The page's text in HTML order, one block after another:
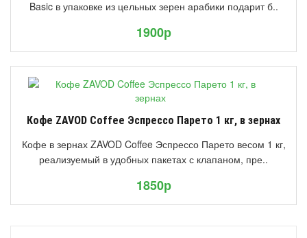
Basic в упаковке из цельных зерен арабики подарит б..
1900р
Кофе ZAVOD Coffee Эспрессо Парето 1 кг, в зернах
Кофе в зернах ZAVOD Coffee Эспрессо Парето весом 1 кг,
реализуемый в удобных пакетах с клапаном, пре..
1850р